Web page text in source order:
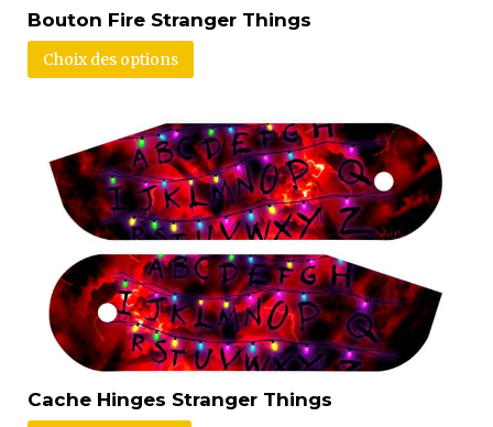
Bouton Fire Stranger Things
Choix des options
Cache Hinges Stranger Things